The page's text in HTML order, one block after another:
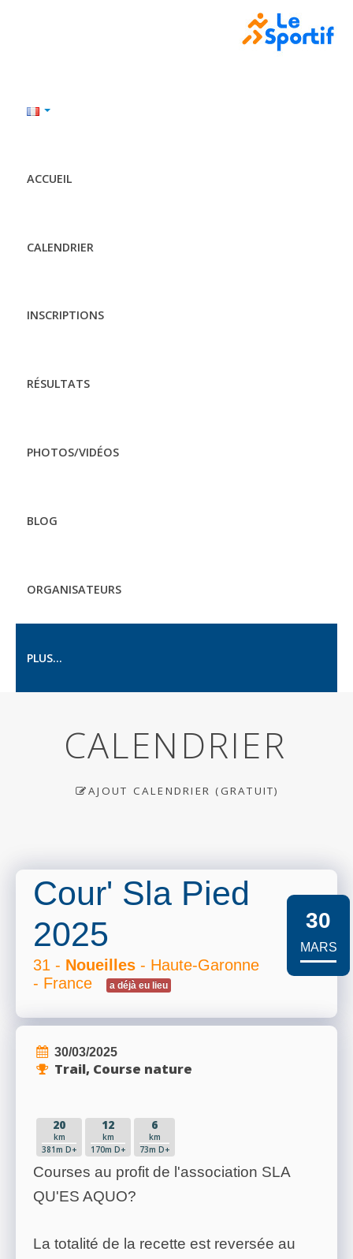
ACCUEIL
CALENDRIER
INSCRIPTIONS
RÉSULTATS
PHOTOS/VIDÉOS
BLOG
ORGANISATEURS
PLUS...
CALENDRIER
AJOUT CALENDRIER (GRATUIT)
Cour' Sla Pied
2025
31 - Noueilles - Haute-Garonne
- France
a déjà eu lieu
30
MARS
30/03/2025
Trail, Course nature
20
km
381m D+
12
km
170m D+
6
km
73m D+
Courses au profit de l'association SLA
QU'ES AQUO?
La totalité de la recette est reversée au